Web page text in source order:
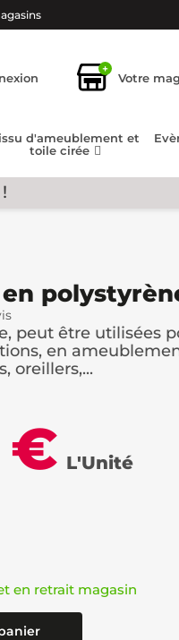
+
Votre
d'ameublement et
toile cirée
peut être utilisées
en
oreillers,...
€ L'Unité
en retrait magasin